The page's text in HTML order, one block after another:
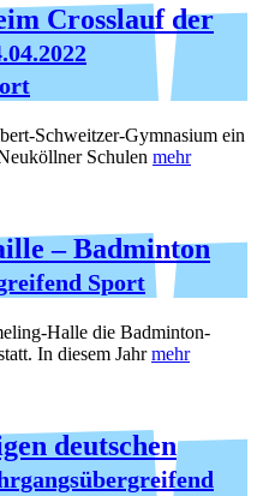
Crosslauf der
Schweitzer-Gymnasium ein
Schulen mehr
– Badminton
Sport
Halle die Badminton-
In diesem Jahrmehr
deutschen